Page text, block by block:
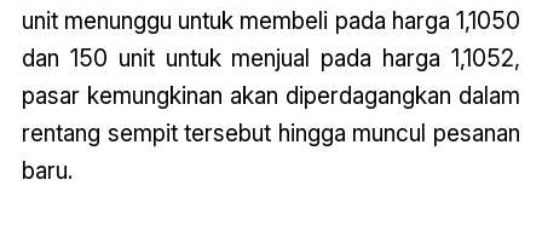
unit menunggu untuk membeli pada harga 1,1050
dan 150 unit untuk menjual pada harga 1,1052,
pasar kemungkinan akan diperdagangkan dalam
rentang sempit tersebut hingga muncul pesanan
baru.